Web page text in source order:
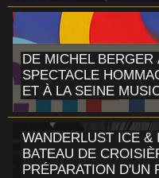
DE MICHEL
SPECTACLE
ET À LA SEINE
WANDERLUST ICE
BATEAU DE
PRÉPARATION D'UN